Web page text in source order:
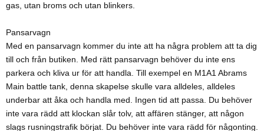
gas, utan broms och utan blinkers.
Pansarvagn
Med en pansarvagn kommer du inte att ha några problem att ta dig
till och från butiken. Med rätt pansarvagn behöver du inte ens
parkera och kliva ur för att handla. Till exempel en M1A1 Abrams
Main battle tank, denna skapelse skulle vara alldeles, alldeles
underbar att åka och handla med. Ingen tid att passa. Du behöver
inte vara rädd att klockan slår tolv, att affären stänger, att någon
slags rusningstrafik börjat. Du behöver inte vara rädd för någonting.